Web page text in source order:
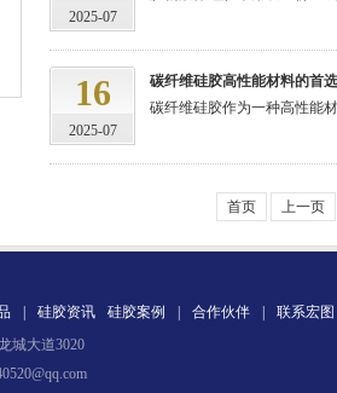
2025-07
16
2025-07
碳纤维硅胶高性能材料的首
碳纤维硅胶作为一种高性能
首页 上一页
硅胶资讯 硅胶案例 合作伙伴
联系宏图
城大道3020